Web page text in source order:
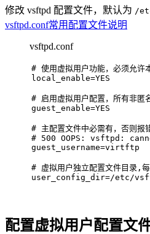
修改 vsftpd 配置文件，默认为 /
vsftpd.conf常用配置文件说明
vsftpd.conf
# 使用虚拟用户功能，必须允许
local_enable=YES
# 启用虚拟用户配置，所有非
guest_enable=YES
# 主配置文件中必需有，否则报
# 500 OOPS: vsftpd:
guest_username=virtftp
# 虚拟用户独立配置文件目录,
user_config_dir=/
配置虚拟用户配置文